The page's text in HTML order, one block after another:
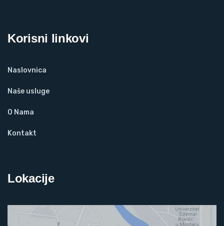
Korisni linkovi
Naslovnica
Naše usluge
O Nama
Kontakt
Lokacije